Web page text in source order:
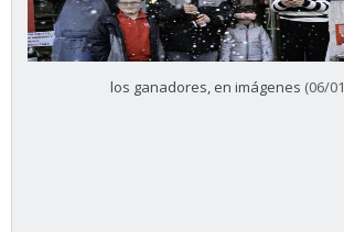
los ganadores, en imágenes (06/